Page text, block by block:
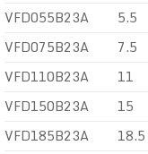
VFD055B23A
5.5
VFD075B23A
7.5
VFD110B23A
11
VFD150B23A
15
VFD185B23A
18.5